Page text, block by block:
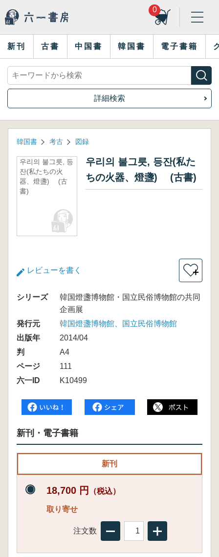
0
新刊 古書 中国書 韓国書 電子書籍
詳細検索
韓国書 考古 図録
우리의 불그릇, 등
잔(私たちの火
器、燈盞) (古
書)
우리의 불그릇, 등잔(私た
ちの火器、燈盞) (古書)
レビューを書く ＋
シリーズ
韓国燈盞博物館・国立民俗博物館の共同
企画展
発行元
韓国燈盞博物館、国立民俗博物館
出版年
2014/04
判
A4
ページ
111
六一ID
K10499
新刊・電子書籍
新刊
18,700 円 （税込）
取り寄せ
注文数